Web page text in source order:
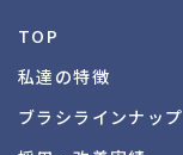
TOP
私達の特徴
ブラシラインナップ